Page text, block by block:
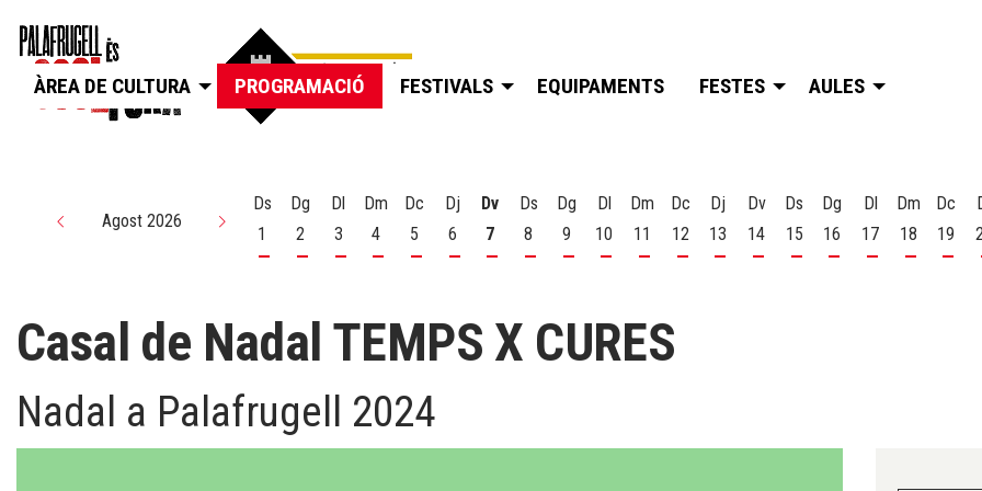
ÀREA DE CULTURA PROGRAMACIÓ FESTIVALS EQUIPAMENTS FESTES AULES
Agost 2026
Ds
1
Dissabte 1 d'agost
Dg
2
Diumenge 2 d'agost
Dl
3
Dilluns 3 d'agost
Dm
4
Dimarts 4 d'agost
Dc
5
Dimecres 5 d'agost
Dj
6
Dijous 6 d'agost
Dv
7
Divendres 7 d'agost
Ds
8
Dissabte 8 d'agost
Dg
9
Diumenge 9 d'agost
Dl
10
Dilluns 10 d'agost
Dm
11
Dimarts 11 d'agost
Dc
12
Dimecres 12 d'agost
Dj
13
Dijous 13 d'agost
Dv
14
Divendres 14 d'agost
Ds
15
Dissabte 15 d'agost
Dg
16
Diumenge 16 d'agost
Dl
17
Dilluns 17
Dm
18
Dimarts
Dc
19
Casal de Nadal TEMPS X CURES
Nadal a Palafrugell 2024